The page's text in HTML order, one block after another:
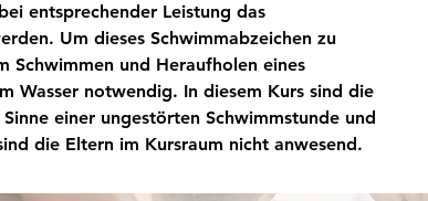
entsprechender Leistung das
Um dieses Schwimmabzeichen zu
Schwimmen und Heraufholen eines
Wasser notwendig. In diesem Kurs sind die
einer ungestörten Schwimmstunde und
die Eltern im Kursraum nicht anwesend.